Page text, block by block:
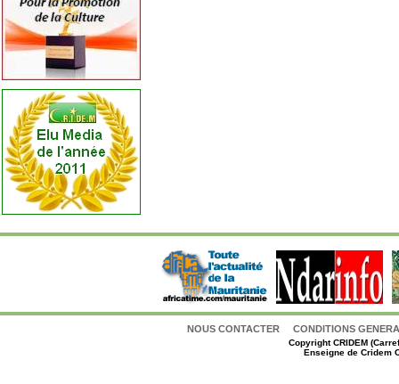
NOUS CONTACTER CONDITIONS
CopyrightCRIDEM
Enseigne de Cridem